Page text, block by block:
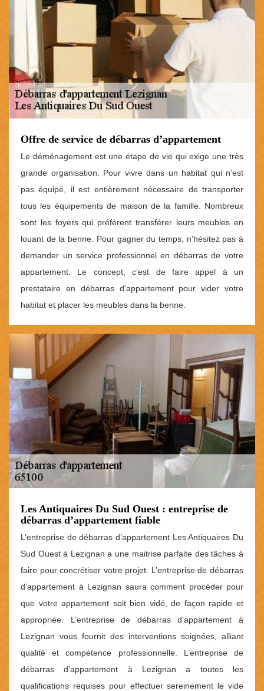
Offre de service de débarras d’appartement
Le déménagement est une étape de vie qui exige une très
grande organisation. Pour vivre dans un habitat qui n’est
pas équipé, il est entièrement nécessaire de transporter
tous les équipements de maison de la famille. Nombreux
sont les foyers qui préfèrent transférer leurs meubles en
louant de la benne. Pour gagner du temps, n’hésitez pas à
demander un service professionnel en débarras de votre
appartement. Le concept, c’est de faire appel à un
prestataire en débarras d’appartement pour vider votre
habitat et placer les meubles dans la benne.
Les Antiquaires Du Sud Ouest : entreprise de
débarras d’appartement fiable
L’entreprise de débarras d’appartement Les Antiquaires Du
Sud Ouest à Lezignan a une maitrise parfaite des tâches à
faire pour concrétiser votre projet. L’entreprise de débarras
d’appartement à Lezignan saura comment procéder pour
que votre appartement soit bien vidé, de façon rapide et
appropriée. L’entreprise de débarras d’appartement à
Lezignan vous fournit des interventions soignées, alliant
qualité et compétence professionnelle. L’entreprise de
débarras d’appartement à Lezignan a toutes les
qualifications requises pour effectuer sereinement le vide